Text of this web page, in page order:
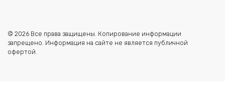
© 2026 Все права защищены. Копирование информации
запрещено. Информация на сайте не является публичной
офертой.